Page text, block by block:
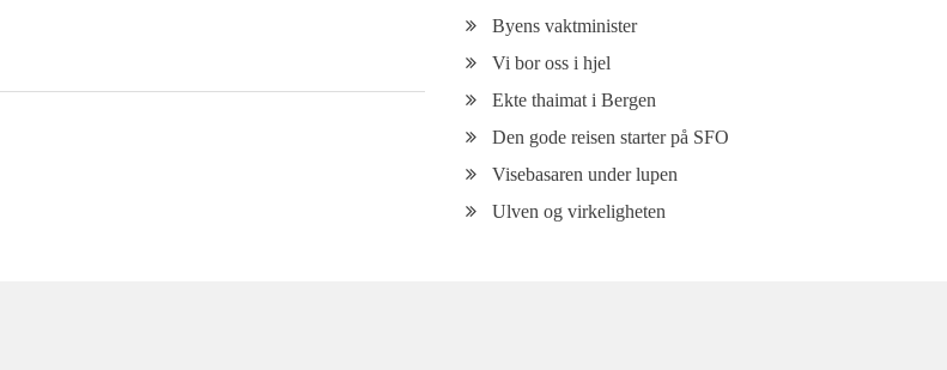
Byens vaktminister
Vi bor oss i hjel
Ekte thaimat i Bergen
Den gode reisen starter på SFO
Visebasaren under lupen
Ulven og virkeligheten